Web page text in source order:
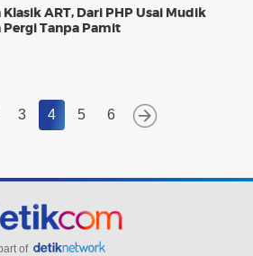
ART, Dari PHP Usai Mudik
Pergi Tanpa Pamit
3 4 5 6
of